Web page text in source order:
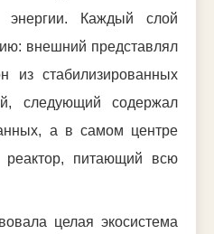
энергии. Каждый слой
внешний представлял
из стабилизированных
следующий содержал
а в самом центре
реактор, питающий всю
целая экосистема